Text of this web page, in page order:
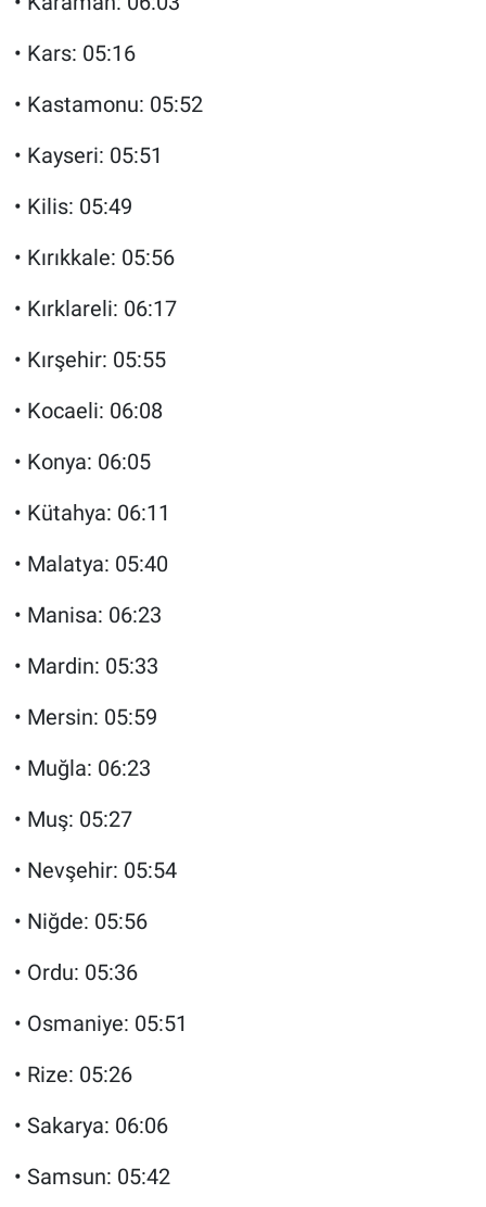
• Kars: 05:16
• Kastamonu: 05:52
• Kayseri: 05:51
• Kilis: 05:49
• Kırıkkale: 05:56
• Kırklareli: 06:17
• Kırşehir: 05:55
• Kocaeli: 06:08
• Konya: 06:05
• Kütahya: 06:11
• Malatya: 05:40
• Manisa: 06:23
• Mardin: 05:33
• Mersin: 05:59
• Muğla: 06:23
• Muş: 05:27
• Nevşehir: 05:54
• Niğde: 05:56
• Ordu: 05:36
• Osmaniye: 05:51
• Rize: 05:26
• Sakarya: 06:06
• Samsun: 05:42